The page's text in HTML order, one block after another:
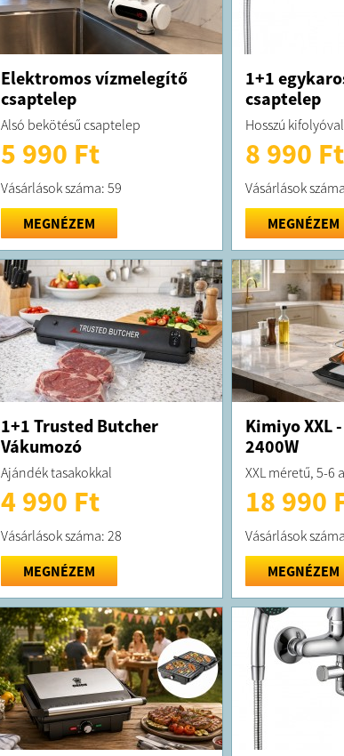
Elektromos vízmelegítő
csaptelep
Alsó bekötésű csaptelep
5 990 Ft
Vásárlások száma: 59
MEGNÉZEM
1+1
csaptelep
Hosszú
8 990 Ft
Vásárlások
MEGNÉZEM
1+1 Trusted Butcher
Vákumozó
Ajándék tasakokkal
4 990 Ft
Vásárlások száma: 28
MEGNÉZEM
Kimiyo XXL
2400W
XXL méretű, 5-6
18 990
Vásárlások
MEGNÉZEM